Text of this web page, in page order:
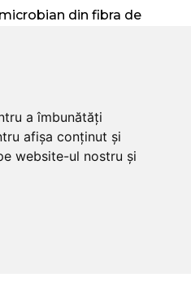
a îmbunătăți
afișa conținut și
website-ul nostru și
din fibra de